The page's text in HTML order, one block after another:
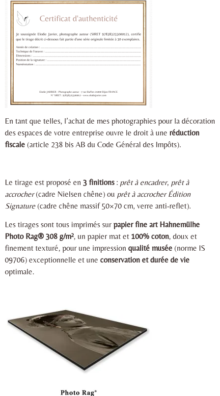
En tant que telles, l’achat de mes photographies pour la décoration
des espaces de votre entreprise ouvre le droit à une réduction
fiscale (article 238 bis AB du Code Général des Impôts).
Le tirage est proposé en 3 finitions : prêt à encadrer, prêt à
accrocher(cadre Nielsen chêne) ou prêt à accrocher Édition
Signature (cadre chêne massif 50×70 cm, verre anti-reflet).
Les tirages sont tous imprimés sur papier fine art Hahnemülhe
Photo Rag® 308 g/m², un papier mat et 100% coton, doux et
finement texturé, pour une impression qualité musée (norme IS
09706) exceptionnelle et une conservation et durée de vie
optimale.